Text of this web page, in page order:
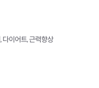
이어트, 근력향상